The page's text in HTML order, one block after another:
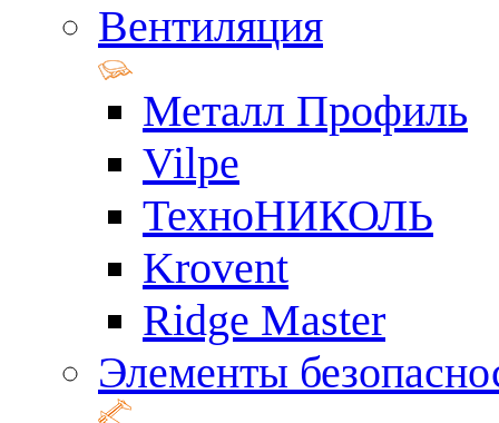
Вентиляция
Металл Профиль
Vilpe
ТехноНИКОЛЬ
Krovent
Ridge Master
Элементы